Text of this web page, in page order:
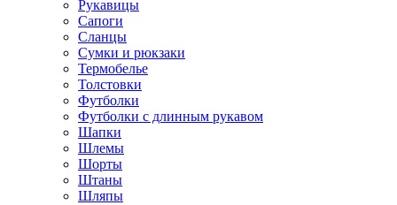
Рукавицы
Сапоги
Сланцы
Сумки и рюкзаки
Термобелье
Толстовки
Футболки
Футболки с длинным рукавом
Шапки
Шлемы
Шорты
Штаны
Шляпы